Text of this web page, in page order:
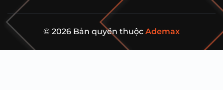
© 2026 Bản quyền thuộc Ademax